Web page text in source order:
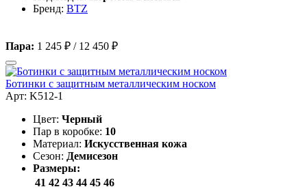
Бренд: BTZ
Пара: 1 245 ₽ / 12 450 ₽
Ботинки с защитным металлическим носком
Арт: K512-1
Цвет: Черный
Пар в коробке: 10
Материал: Искусственная кожа
Сезон: Демисезон
Размеры:
41 42 43 44 45 46